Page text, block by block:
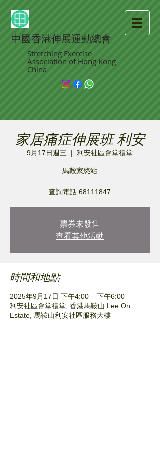
中國香港伸展運動總會
Stretching Exercise
Association of Hong Kong
China
家居痛症伸展班 利安
9月17日週三
  |
利安社區會堂禮堂
馬鞍家悠站
查詢電話 68111847
票券未發售
查看其他活動
時間和地點
2025年9月17日 下午4:00 – 下午6:00
利安社區會堂禮堂, 香港馬鞍山 Lee On
Estate, 馬鞍山利安社區服務大樓